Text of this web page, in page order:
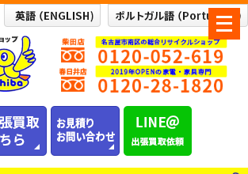
メ
ニ
ュ
ー